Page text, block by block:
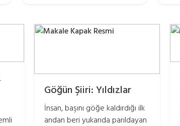
Göğün Şiiri: Yıldızlar
İnsan, başını göğe kaldırdığı ilk
andan beri yukarıda parıldayan